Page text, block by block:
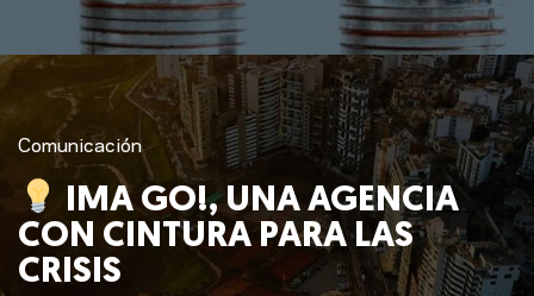
Comunicación
IMA GO!, UNA AGENCIA
CON CINTURA PARA LAS
CRISIS